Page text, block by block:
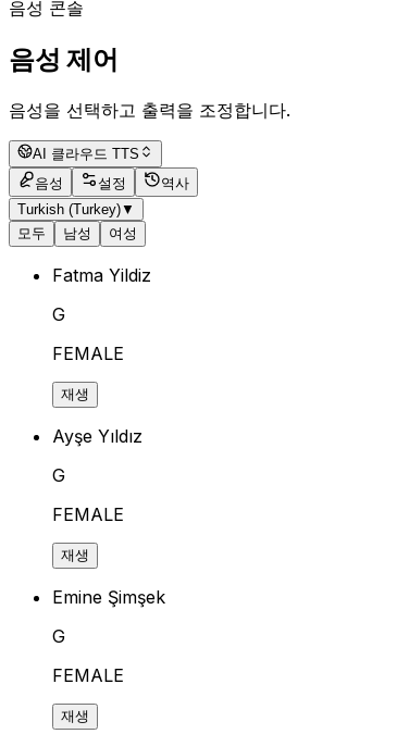
음성 콘솔
음성 제어
음성을 선택하고 출력을 조정합니다.
AI 클라우드 TTS
음성
설정
역사
Turkish (Turkey)▼
모두
남성 여성
Fatma Yildiz
G
FEMALE
재생
Ayşe Yıldız
G
FEMALE
재생
Emine Şimşek
G
FEMALE
재생